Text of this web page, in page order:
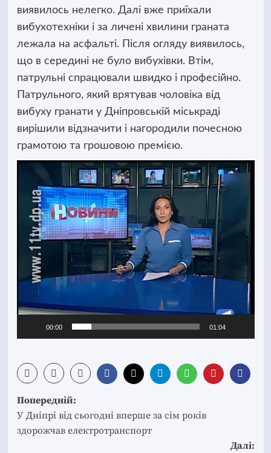
виявилось нелегко. Далі вже приїхали
вибухотехніки і за личені хвилини граната
лежала на асфальті. Після огляду виявилось,
що в середині не було вибухівки. Втім,
патрульні спрацювали швидко і професійно.
Патрульного, який врятував чоловіка від
вибуху гранати у Дніпровській міськраді
вирішили відзначити і нагородили почесною
грамотою та грошовою премією.
Відеопрогравач
00:00 01:04
Post
navigation
Попередній:
У Дніпрі від сьогодні вперше за сім років
здорожчав електротранспорт
Далі: